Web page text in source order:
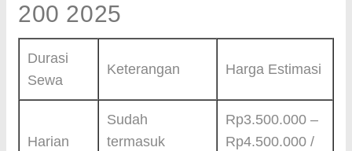
200 2025
Durasi
Sewa
Keterangan Harga Estimasi
Harian
Sudah
termasuk
Rp3.500.000 –
Rp4.500.000 /